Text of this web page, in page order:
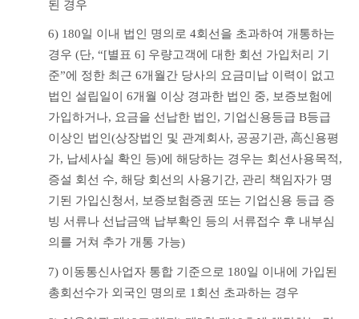
된 경우
6) 180일 이내 법인 명의로 4회선을 초과하여 개통하는
경우 (단, “[별표 6] 우량고객에 대한 회선 가입처리 기
준”에 정한 최근 6개월간 당사의 요금미납 이력이 없고
법인 설립일이 6개월 이상 경과한 법인 중, 보증보험에
가입하거나, 요금을 선납한 법인, 기업신용등급 B등급
이상인 법인(상장법인 및 관계회사, 공공기관, 高신용평
가, 납세사실 확인 등)에 해당하는 경우는 회선사용목적,
증설 회선 수, 해당 회선의 사용기간, 관리 책임자가 명
기된 가입신청서, 보증보험증권 또는 기업신용 등급 증
빙 서류나 선납금액 납부확인 등의 서류접수 후 내부심
의를 거쳐 추가 개통 가능)
7) 이동통신사업자 통합 기준으로 180일 이내에 가입된
총회선수가 외국인 명의로 1회선 초과하는 경우